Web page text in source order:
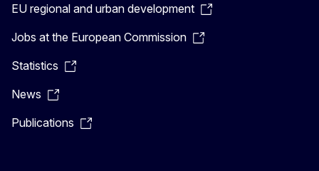
EU regional and urban development
Jobs at the European Commission
Statistics
News
Publications